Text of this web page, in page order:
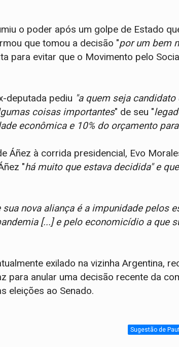
o poder após um golpe de Estado
que tomou a decisão "por um bem
para evitar que o Movimento pelo
deputada pediu "a quem seja
coisas importantes" de seu "
econômica e 10% do orçamento
Áñez à corrida presidencial, Evo
"há muito que estava decidida" e
sua nova aliança é a impunidade pelos
[...] e pelo economicídio a que
exilado na vizinha Argentina,
para anular uma decisão recente da
eleições ao Senado.
Sugestão de